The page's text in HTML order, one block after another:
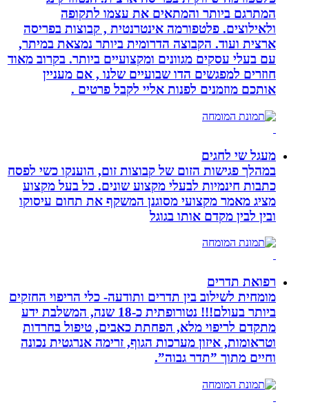
המתרגם ביותר והמתאים את עצמו לתקופה
ולאילוצים. פלטפורמה אינטרנטית , קבוצות בפריסה
ארצית ועוד. הקבוצה הדרומית ביותר נמצאת במיתר,
עם בעלי עסקים מגוונים ומקצועיים ביותר. בקרוב מאוד
חוזרים למפגשים הדו שבועיים שלנו , אם מעניין
אותכם מוזמנים לפנות אליי לקבל פרטים .
מעגל שי לחגים
במהלך פגישות הזום של קבוצות זום, הוענקו כשי לפסח
כתבות חינמיות לבעלי מקצוע שונים. כל בעל מקצוע
מציג מאמר מקצועי מסוגנן המשקף את תחום עיסוקו
ובין לבין מקדם אותו בגוגל
רפואת תדרים
מומחית לשילוב בין תדרים ותודעה- כלי הריפוי החזקים
ביותר בעולם!!! נטורופתית כ-18 שנה, המשלבת ידע
מתקדם לריפוי מלא, הפחתת כאבים, טיפול בחרדות
וטראומות, איזון מערכות הגוף, זרימה אנרגטית נכונה
וחיים מתוך ”תדר גבוה”.